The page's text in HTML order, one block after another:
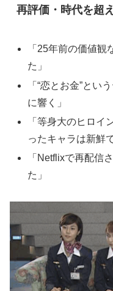
再評価・時代を超
「25年前の価値
た」
「“恋とお金”とい
に響く」
「等身大のヒロイ
ったキャラは新鮮
「Netflixで再配信
た」